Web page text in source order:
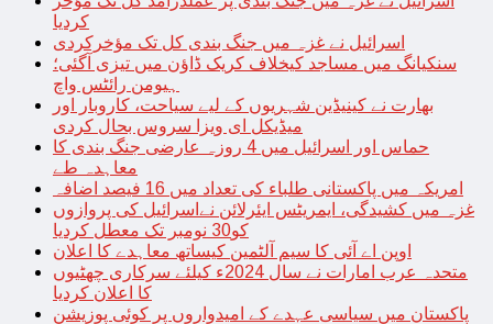
کردیا
اسرائیل نے غزہ میں جنگ بندی کل تک مؤخرکردی
سنکیانگ میں مساجد کیخلاف کریک ڈاؤن میں تیزی آگئی؛
ہیومن رائٹس واچ
بھارت نے کینیڈین شہریوں کے لیے سیاحت، کاروبار اور
میڈیکل ای ویزا سروس بحال کردی
حماس اور اسرائیل میں 4 روزہ عارضی جنگ بندی کا
معاہدہ طے
امریکہ میں پاکستانی طلباء کی تعداد میں 16 فیصد اضافہ
غزہ میں کشیدگی، ایمریٹس ایئرلائن نےاسرائیل کی پروازوں
کو30 نومبر تک معطل کردیا
اوپن اے آئی کا سیم آلٹمین کیساتھ معاہدے کا اعلان
متحدہ عرب امارات نے سال 2024ء کیلئے سرکاری چھٹیوں
کا اعلان کردیا
پاکستان میں سیاسی عہدے کے امیدواروں پر کوئی پوزیشن